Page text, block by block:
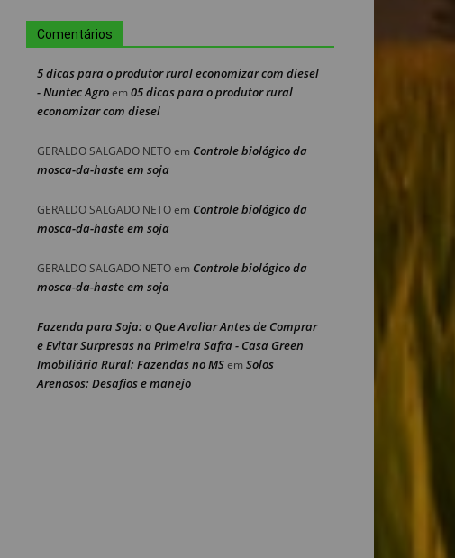
Comentários
5 dicas para o produtor rural economizar com diesel
- Nuntec Agroem 05 dicas para o produtor rural
economizar com diesel
GERALDO SALGADO NETOem Controle biológico da
mosca-da-haste em soja
GERALDO SALGADO NETOem Controle biológico da
mosca-da-haste em soja
GERALDO SALGADO NETOem Controle biológico da
mosca-da-haste em soja
Fazenda para Soja: o Que Avaliar Antes de Comprar
e Evitar Surpresas na Primeira Safra - Casa Green
Imobiliária Rural: Fazendas no MSem Solos
Arenosos: Desafios e manejo